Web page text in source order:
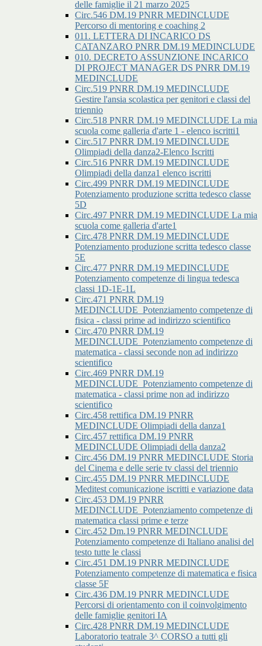
delle famiglie il 21 marzo 2025
Circ.546 DM.19 PNRR MEDINCLUDE
Percorso di mentoring e coaching 2
011. LETTERA DI INCARICO DS
CATANZARO PNRR DM.19 MEDINCLUDE
010. DECRETO ASSUNZIONE INCARICO
DI PROJECT MANAGER DS PNRR DM.19
MEDINCLUDE
Circ.519 PNRR DM.19 MEDINCLUDE
Gestire l'ansia scolastica per genitori e classi del
triennio
Circ.518 PNRR DM.19 MEDINCLUDE La mia
scuola come galleria d'arte 1 - elenco iscritti1
Circ.517 PNRR DM.19 MEDINCLUDE
Olimpiadi della danza2-Elenco Iscritti
Circ.516 PNRR DM.19 MEDINCLUDE
Olimpiadi della danza1 elenco iscritti
Circ.499 PNRR DM.19 MEDINCLUDE
Potenziamento produzione scritta tedesco classe
5D
Circ.497 PNRR DM.19 MEDINCLUDE La mia
scuola come galleria d'arte1
Circ.478 PNRR DM.19 MEDINCLUDE
Potenziamento produzione scritta tedesco classe
5E
Circ.477 PNRR DM.19 MEDINCLUDE
Potenziamento competenze di lingua tedesca
classi 1D-1E-1L
Circ.471 PNRR DM.19
MEDINCLUDE_Potenziamento competenze di
fisica - classi prime ad indirizzo scientifico
Circ.470 PNRR DM.19
MEDINCLUDE_Potenziamento competenze di
matematica - classi seconde non ad indirizzo
scientifico
Circ.469 PNRR DM.19
MEDINCLUDE_Potenziamento competenze di
matematica - classi prime non ad indirizzo
scientifico
Circ.458 rettifica DM.19 PNRR
MEDINCLUDE Olimpiadi della danza1
Circ.457 rettifica DM.19 PNRR
MEDINCLUDE Olimpiadi della danza2
Circ.456 DM.19 PNRR MEDINCLUDE Storia
del Cinema e delle serie tv classi del triennio
Circ.455 DM.19 PNRR MEDINCLUDE
Meditest comunicazione iscritti e variazione data
Circ.453 DM.19 PNRR
MEDINCLUDE_Potenziamento competenze di
matematica classi prime e terze
Circ.452 Dm.19 PNRR MEDINCLUDE
Potenziamento competenze di Italiano analisi del
testo tutte le classi
Circ.451 DM.19 PNRR MEDINCLUDE
Potenziamento competenze di matematica e fisica
classe 5F
Circ.436 DM.19 PNRR MEDINCLUDE
Percorsi di orientamento con il coinvolgimento
delle famiglie genitori IA
Circ.428 PNRR DM.19 MEDINCLUDE
Laboratorio teatrale 3^ CORSO a tutti gli